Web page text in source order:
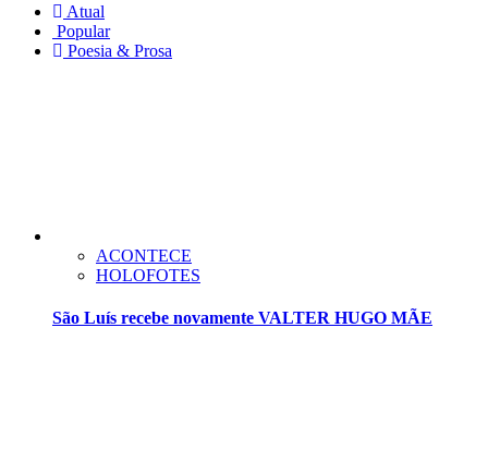
Atual
Popular
Poesia & Prosa
ACONTECE
HOLOFOTES
São Luís recebe novamente VALTER HUGO MÃE